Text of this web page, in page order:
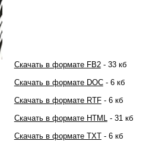
Скачать в формате FB2- 33 кб
Скачать в формате DOC- 6 кб
Скачать в формате RTF- 6 кб
Скачать в формате HTML- 31 кб
Скачать в формате TXT- 6 кб